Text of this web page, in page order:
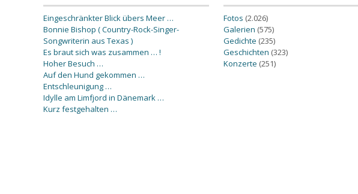
Eingeschränkter Blick übers Meer …
Bonnie Bishop ( Country-Rock-Singer-
Songwriterin aus Texas )
Es braut sich was zusammen … !
Hoher Besuch …
Auf den Hund gekommen …
Entschleunigung …
Idylle am Limfjord in Dänemark …
Kurz festgehalten …
Fotos (2.026)
Galerien (575)
Gedichte (235)
Geschichten (323)
Konzerte (251)